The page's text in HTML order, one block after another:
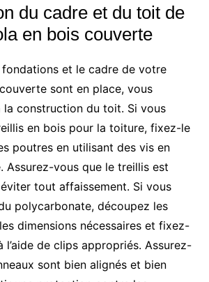
du cadre et du toit de
en bois couverte
et le cadre de votre
sont en place, vous
la construction du toit. Si vous
en bois pour la toiture, fixez-le
poutres en utilisant des vis en
Assurez-vous que le treillis est
tout affaissement. Si vous
polycarbonate, découpez les
dimensions nécessaires et fixez-
l’aide de clips appropriés. Assurez-
sont bien alignés et bien